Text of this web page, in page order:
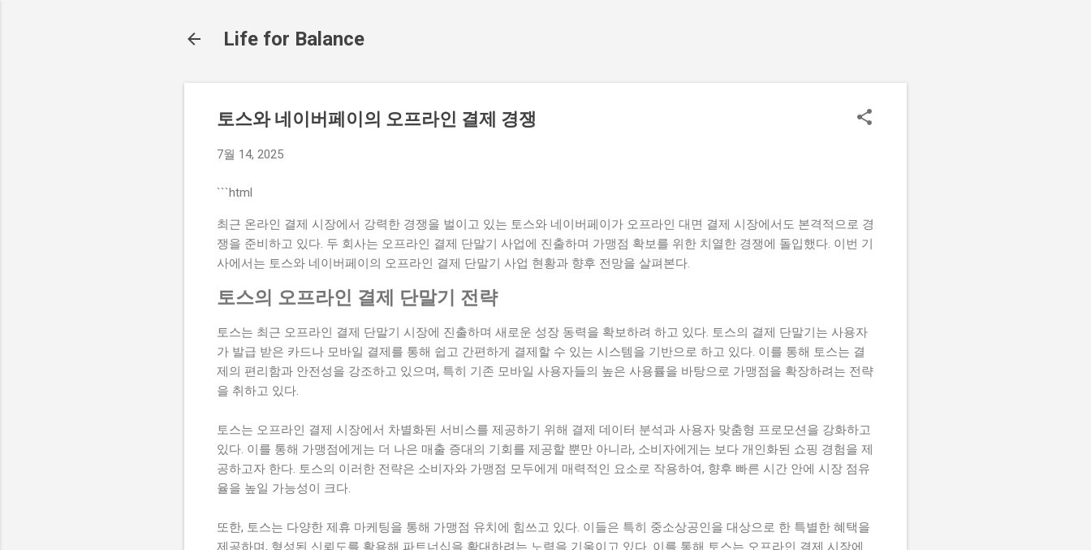
Life for Balance
토스와 네이버페이의 오프라인 결제 경쟁
7월 14, 2025
```html
최근 온라인 결제 시장에서 강력한 경쟁을 벌이고 있는 토스와 네이버페이가 오프라인 대면 결제 시장에서도 본격적으로 경
쟁을 준비하고 있다. 두 회사는 오프라인 결제 단말기 사업에 진출하며 가맹점 확보를 위한 치열한 경쟁에 돌입했다. 이번 기
사에서는 토스와 네이버페이의 오프라인 결제 단말기 사업 현황과 향후 전망을 살펴본다.
토스의 오프라인 결제 단말기 전략
토스는 최근 오프라인 결제 단말기 시장에 진출하며 새로운 성장 동력을 확보하려 하고 있다. 토스의 결제 단말기는 사용자
가 발급 받은 카드나 모바일 결제를 통해 쉽고 간편하게 결제할 수 있는 시스템을 기반으로 하고 있다. 이를 통해 토스는 결
제의 편리함과 안전성을 강조하고 있으며, 특히 기존 모바일 사용자들의 높은 사용률을 바탕으로 가맹점을 확장하려는 전략
을 취하고 있다.
토스는 오프라인 결제 시장에서 차별화된 서비스를 제공하기 위해 결제 데이터 분석과 사용자 맞춤형 프로모션을 강화하고
있다. 이를 통해 가맹점에게는 더 나은 매출 증대의 기회를 제공할 뿐만 아니라, 소비자에게는 보다 개인화된 쇼핑 경험을 제
공하고자 한다. 토스의 이러한 전략은 소비자와 가맹점 모두에게 매력적인 요소로 작용하여, 향후 빠른 시간 안에 시장 점유
율을 높일 가능성이 크다.
또한, 토스는 다양한 제휴 마케팅을 통해 가맹점 유치에 힘쓰고 있다. 이들은 특히 중소상공인을 대상으로 한 특별한 혜택을
제공하며, 형성된 신뢰도를 활용해 파트너십을 확대하려는 노력을 기울이고 있다. 이를 통해 토스는 오프라인 결제 시장에